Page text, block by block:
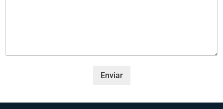
r
o
Enviar